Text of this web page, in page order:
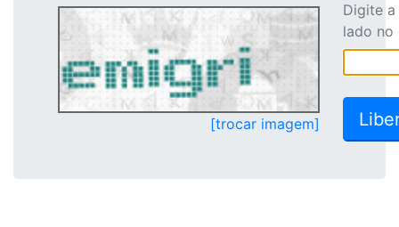
[trocar imagem]
Digite
lado no